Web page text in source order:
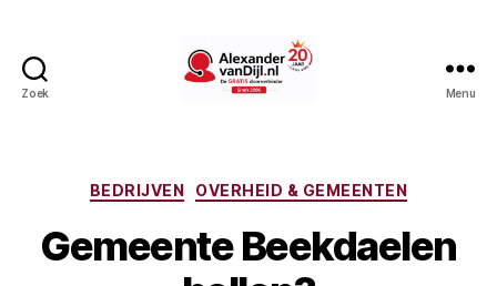
Zoek Menu
Categorieën
BEDRIJVEN OVERHEID & GEMEENTEN
Gemeente Beekdaelen